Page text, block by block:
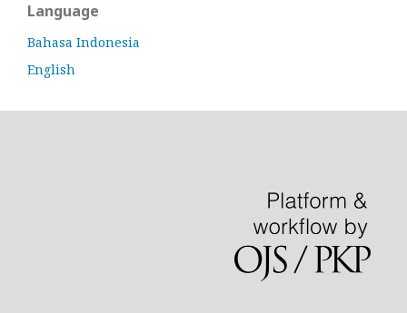
Language
Bahasa Indonesia
English